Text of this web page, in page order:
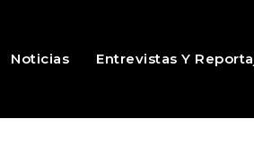
Noticias Entrevistas Y